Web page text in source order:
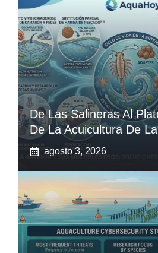
De Las Salineras Al
De La Acuicultura De
agosto 3, 2026